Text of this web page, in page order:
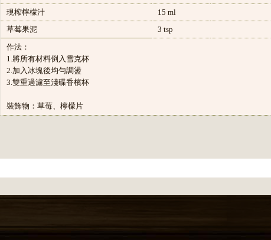
現榨檸檬汁
15 ml
草莓果泥
3 tsp
作法：
1.將所有材料倒入雪克杯
2.加入冰塊後均勻調盪
3.雙重過濾至淺碟香檳杯
裝飾物：草莓、檸檬片